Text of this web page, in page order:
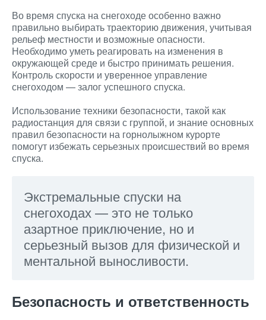
Во время спуска на снегоходе особенно важно
правильно выбирать траекторию движения, учитывая
рельеф местности и возможные опасности.
Необходимо уметь реагировать на изменения в
окружающей среде и быстро принимать решения.
Контроль скорости и уверенное управление
снегоходом — залог успешного спуска.
Использование техники безопасности, такой как
радиостанция для связи с группой, и знание основных
правил безопасности на горнолыжном курорте
помогут избежать серьезных происшествий во время
спуска.
Экстремальные спуски на
снегоходах — это не только
азартное приключение, но и
серьезный вызов для физической и
ментальной выносливости.
Безопасность и ответственность